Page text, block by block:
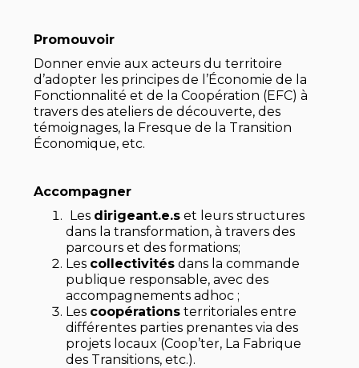
Promouvoir
Donner envie aux acteurs du territoire
d’adopter les principes de l’Économie de la
Fonctionnalité et de la Coopération (EFC) à
travers des ateliers de découverte, des
témoignages, la Fresque de la Transition
Économique, etc.
Accompagner
Les dirigeant.e.s et leurs structures
dans la transformation, à travers des
parcours et des formations;
Les collectivités dans la commande
publique responsable, avec des
accompagnements adhoc ;
Les coopérations territoriales entre
différentes parties prenantes via des
projets locaux (Coop’ter, La Fabrique
des Transitions, etc.).